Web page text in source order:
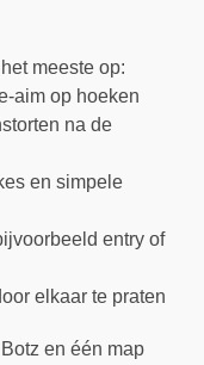
meeste op:
aim op hoeken
na de
en simpele
entry of
elkaar te praten
en één map